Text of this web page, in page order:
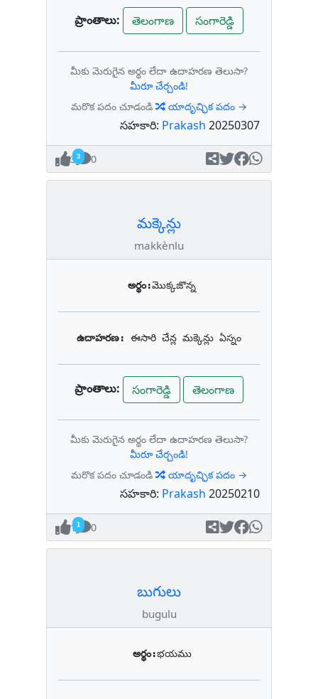
ప్రాంతాలు: తెలంగాణ సంగారెడ్డి
మీకు మెరుగైన అర్థం లేదా ఉదాహరణ తెలుసా?
మీరూ చేర్చండి!
మరొక పదం చూడండి
యాదృచ్ఛిక పదం →
సహకారి: Prakash 20250307
3 0
మక్కెన్లు
makkènlu
అర్థం:మొక్కజొన్న
ఉదాహరణ: ఈసారి చేన్ల మక్కెన్లు ఏస్నం
ప్రాంతాలు: సంగారెడ్డి తెలంగాణ
మీకు మెరుగైన అర్థం లేదా ఉదాహరణ తెలుసా?
మీరూ చేర్చండి!
మరొక పదం చూడండి
యాదృచ్ఛిక పదం →
సహకారి: Prakash 20250210
1 0
బుగులు
bugulu
అర్థం:భయము